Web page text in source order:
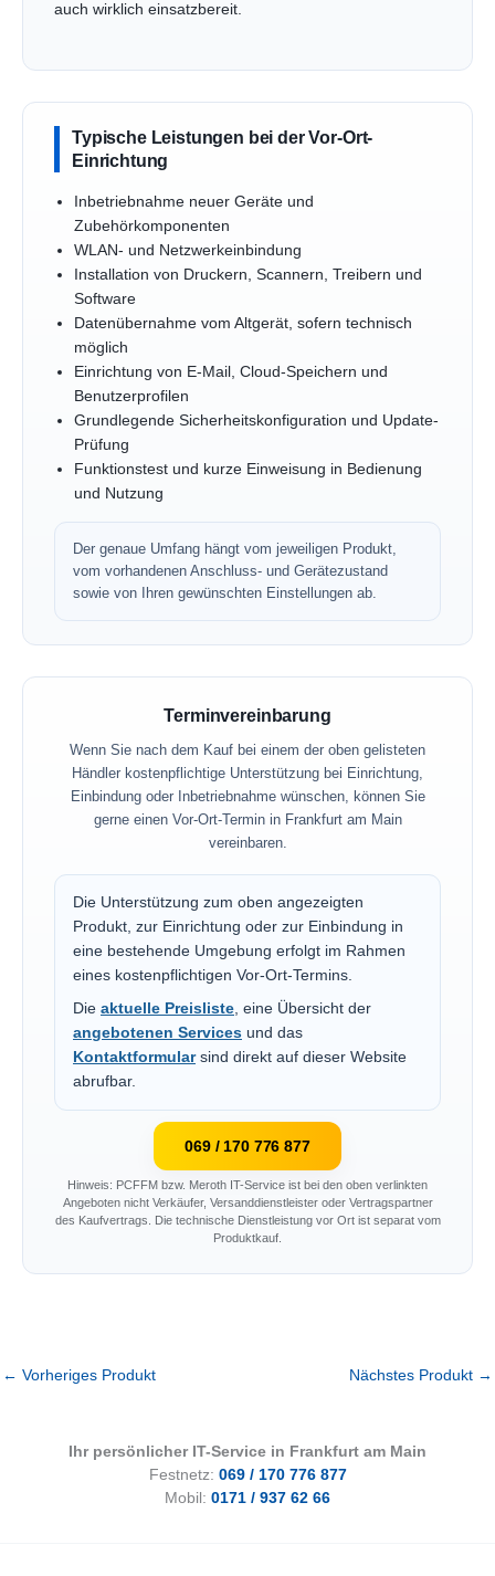
auch wirklich einsatzbereit.
Typische Leistungen bei der Vor-Ort-
Einrichtung
Inbetriebnahme neuer Geräte und
Zubehörkomponenten
WLAN- und Netzwerkeinbindung
Installation von Druckern, Scannern, Treibern und
Software
Datenübernahme vom Altgerät, sofern technisch
möglich
Einrichtung von E-Mail, Cloud-Speichern und
Benutzerprofilen
Grundlegende Sicherheitskonfiguration und Update-
Prüfung
Funktionstest und kurze Einweisung in Bedienung
und Nutzung
Der genaue Umfang hängt vom jeweiligen Produkt,
vom vorhandenen Anschluss- und Gerätezustand
sowie von Ihren gewünschten Einstellungen ab.
Terminvereinbarung
Wenn Sie nach dem Kauf bei einem der oben gelisteten
Händler kostenpflichtige Unterstützung bei Einrichtung,
Einbindung oder Inbetriebnahme wünschen, können Sie
gerne einen Vor-Ort-Termin in Frankfurt am Main
vereinbaren.
Die Unterstützung zum oben angezeigten
Produkt, zur Einrichtung oder zur Einbindung in
eine bestehende Umgebung erfolgt im Rahmen
eines kostenpflichtigen Vor-Ort-Termins.
Die aktuelle Preisliste, eine Übersicht der
angebotenen Services und das
Kontaktformularsind direkt auf dieser Website
abrufbar.
069 / 170 776 877
Hinweis: PCFFM bzw. Meroth IT-Service ist bei den oben verlinkten
Angeboten nicht Verkäufer, Versanddienstleister oder Vertragspartner
des Kaufvertrags. Die technische Dienstleistung vor Ort ist separat vom
Produktkauf.
← Vorheriges Produkt Nächstes Produkt →
Ihr persönlicher IT-Service in Frankfurt am Main
Festnetz: 069 / 170 776 877
Mobil: 0171 / 937 62 66